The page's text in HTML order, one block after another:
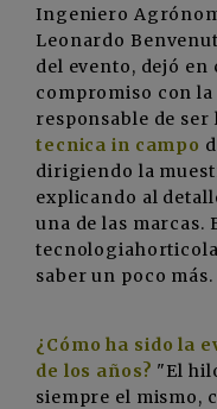
Ingeniero
Leonardo
del evento, dejó
compromiso con
responsable de
tecnica in campo
dirigiendo la
explicando al
una de las marcas.
saber un poco más.
¿Cómo ha sido la
de los años? "El
siempre el mismo,